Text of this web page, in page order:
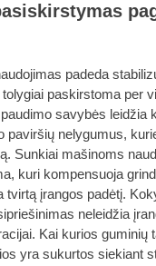
padeda
paskirstoma per
savybės leidžia
paviršių nelygumus,
Sunkiai mašinoms
kuri kompensuoja
tvirtą įrangos padėtį.
neleidžia
Kai kurios guminių
yra sukurtos siekiant